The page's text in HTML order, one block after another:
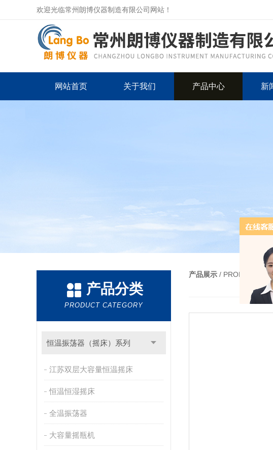
欢迎光临常州朗博仪器制造有限公司网站！
网站首页 关于我们 产品中心 新
产品分类
PRODUCT CATEGORY
恒温振荡器（摇床）系列
江苏双层大容量恒温摇床
恒温恒湿摇床
全温振荡器
大容量摇瓶机
产品展示 / PRODUCTS